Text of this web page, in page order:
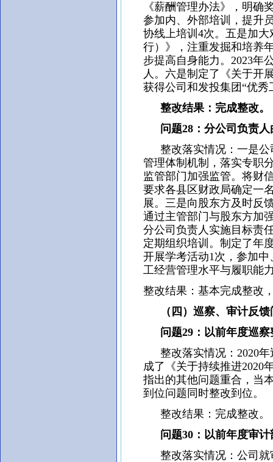
《薪酬管理办法》，明
参加内、外部培训，提升
协线上培训4次。五是加
行）》，注重发掘和培养
步提高自身能力。2023年
人。六是制定了《关于开
获得公司和发投集团“优秀
整改结果：完成整改。
问题28：分公司负责人
整改落实情况：一是公
管理体制机制，落实专职
监管部门加强监管。将财
要求各县区财政局确定一
展。三是向股东方及时反
通过主管部门与股东方加
分公司负责人实施目标责
定期组织培训。制定了年
开展学考活动1次，参加
工经营管理水平与履职能
整改结果：基本完成整改
（四）巡察、审计反馈
问题29：以前年度巡察
整改落实情况：2020年
成了《关于持续推进2020
指出的其他问题重合，当
到位问题同时整改到位。
整改结果：完成整改。
问题30：以前年度审计
整改落实情况：公司就